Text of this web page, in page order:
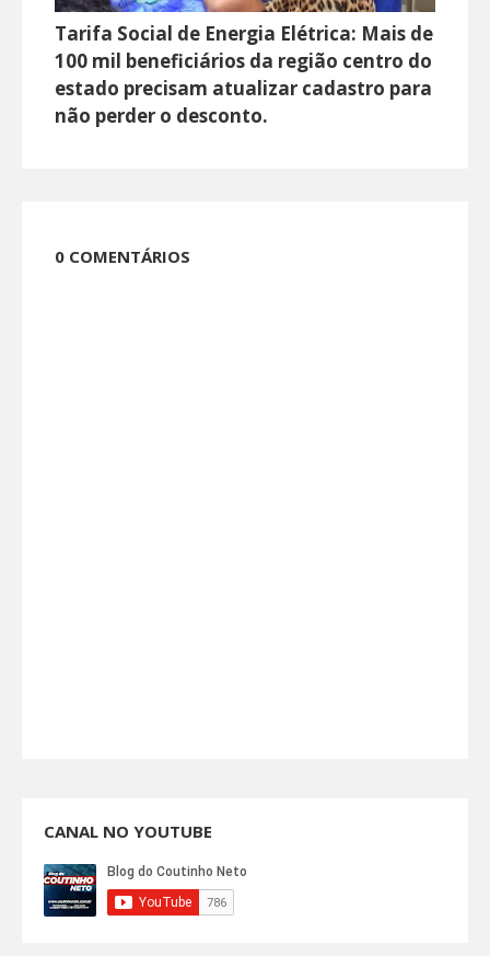
Tarifa Social de Energia Elétrica: Mais de
100 mil beneficiários da região centro do
estado precisam atualizar cadastro para
não perder o desconto.
0 COMENTÁRIOS
CANAL NO YOUTUBE